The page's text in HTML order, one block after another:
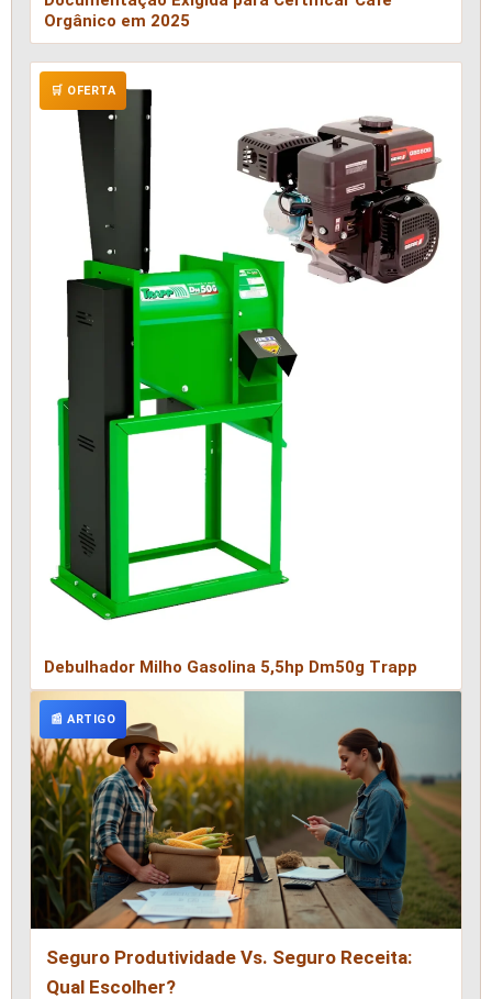
Orgânico em 2025
🛒 OFERTA
Debulhador Milho Gasolina 5,5hp Dm50g Trapp
📰 ARTIGO
Seguro Produtividade Vs. Seguro Receita:
Qual Escolher?